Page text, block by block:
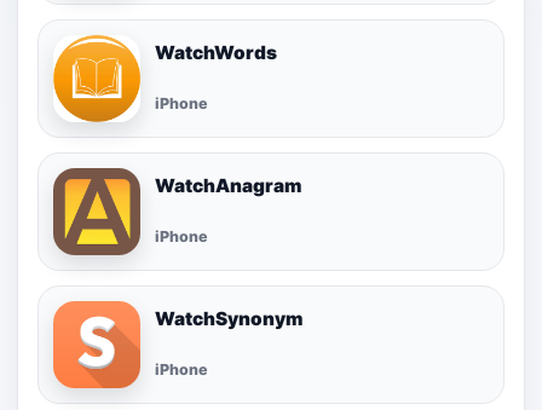
WatchWords
iPhone
WatchAnagram
iPhone
WatchSynonym
iPhone